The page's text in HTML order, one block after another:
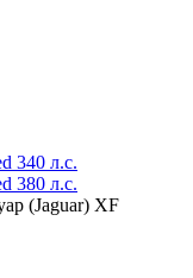
340 л.с.
380 л.с.
(Jaguar) XF